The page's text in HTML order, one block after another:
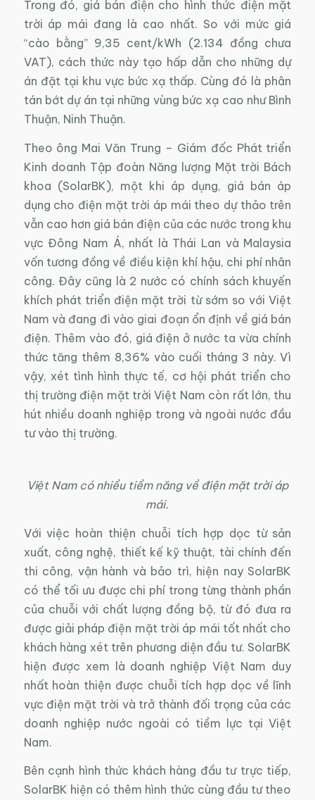
Trong đó, giá bán điện cho hình thức điện mặt
trời áp mái đang là cao nhất. So với mức giá
“cào bằng” 9,35 cent/kWh (2.134 đồng chưa
VAT), cách thức này tạo hấp dẫn cho những dự
án đặt tại khu vực bức xạ thấp. Cùng đó là phân
tán bớt dự án tại những vùng bức xạ cao như Bình
Thuận, Ninh Thuận.
Theo ông Mai Văn Trung – Giám đốc Phát triển
Kinh doanh Tập đoàn Năng lượng Mặt trời Bách
khoa (SolarBK), một khi áp dụng, giá bán áp
dụng cho điện mặt trời áp mái theo dự thảo trên
vẫn cao hơn giá bán điện của các nước trong khu
vực Đông Nam Á, nhất là Thái Lan và Malaysia
vốn tương đồng về điều kiện khí hậu, chi phí nhân
công. Đây cũng là 2 nước có chính sách khuyến
khích phát triển điện mặt trời từ sớm so với Việt
Nam và đang đi vào giai đoạn ổn định về giá bán
điện. Thêm vào đó, giá điện ở nước ta vừa chính
thức tăng thêm 8,36% vào cuối tháng 3 này. Vì
vậy, xét tình hình thực tế, cơ hội phát triển cho
thị trường điện mặt trời Việt Nam còn rất lớn, thu
hút nhiều doanh nghiệp trong và ngoài nước đầu
tư vào thị trường.
Việt Nam có nhiều tiềm năng về điện mặt trời áp
mái.
Với việc hoàn thiện chuỗi tích hợp dọc từ sản
xuất, công nghệ, thiết kế kỹ thuật, tài chính đến
thi công, vận hành và bảo trì, hiện nay SolarBK
có thể tối ưu được chi phí trong từng thành phần
của chuỗi với chất lượng đồng bộ, từ đó đưa ra
được giải pháp điện mặt trời áp mái tốt nhất cho
khách hàng xét trên phương diện đầu tư. SolarBK
hiện được xem là doanh nghiệp Việt Nam duy
nhất hoàn thiện được chuỗi tích hợp dọc về lĩnh
vực điện mặt trời và trở thành đối trọng của các
doanh nghiệp nước ngoài có tiềm lực tại Việt
Nam.
Bên cạnh hình thức khách hàng đầu tư trực tiếp,
SolarBK hiện có thêm hình thức cùng đầu tư theo